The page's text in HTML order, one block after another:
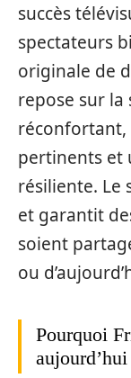
succès
spectateurs
originale de
repose sur la
réconfortant,
pertinents et
résiliente. Le
et garantit
soient
ou
Pourquoi
aujourd’hui